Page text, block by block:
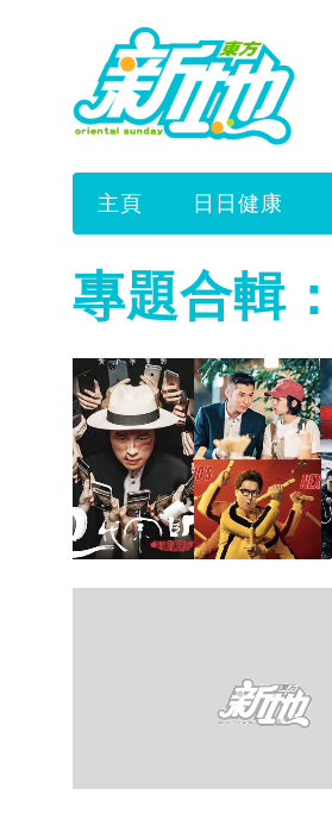
主頁 日日健康
專題合輯：